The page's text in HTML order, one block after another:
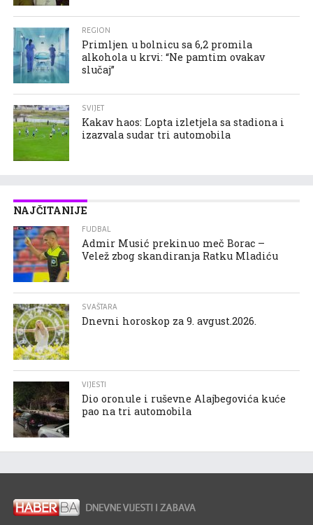
REGION
Primljen u bolnicu sa 6,2 promila
alkohola u krvi: “Ne pamtim ovakav
slučaj”
SVIJET
Kakav haos: Lopta izletjela sa stadiona i
izazvala sudar tri automobila
NAJČITANIJE
FUDBAL
Admir Musić prekinuo meč Borac –
Velež zbog skandiranja Ratku Mladiću
SVAŠTARA
Dnevni horoskop za 9. avgust.2026.
VIJESTI
Dio oronule i ruševne Alajbegovića kuće
pao na tri automobila